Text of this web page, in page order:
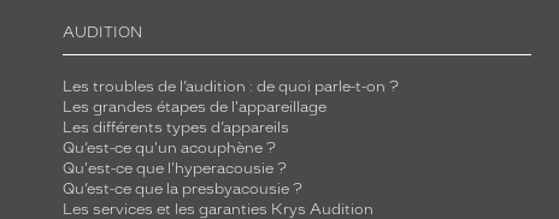
AUDITION
Les troubles de l’audition : de quoi parle-t-on ?
Les grandes étapes de l'appareillage
Les différents types d’appareils
Qu’est-ce qu'un acouphène ?
Qu'est-ce que l'hyperacousie ?
Qu’est-ce que la presbyacousie ?
Les services et les garanties Krys Audition